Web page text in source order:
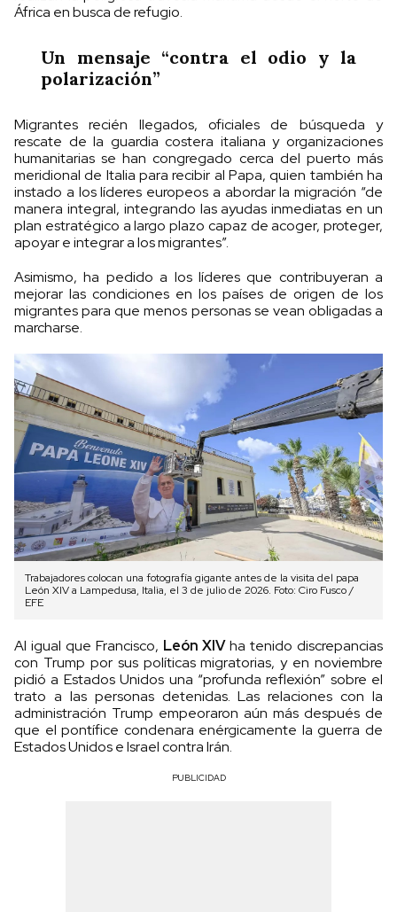
África en busca de refugio.
Un mensaje “contra el odio y la
polarización”
Migrantes recién llegados, oficiales de búsqueda y
rescate de la guardia costera italiana y organizaciones
humanitarias se han congregado cerca del puerto más
meridional de Italia para recibir al Papa, quien también ha
instado a los líderes europeos a abordar la migración “de
manera integral, integrando las ayudas inmediatas en un
plan estratégico a largo plazo capaz de acoger, proteger,
apoyar e integrar a los migrantes”.
Asimismo, ha pedido a los líderes que contribuyeran a
mejorar las condiciones en los países de origen de los
migrantes para que menos personas se vean obligadas a
marcharse.
Trabajadores colocan una fotografía gigante antes de la visita del papa
León XIV a Lampedusa, Italia, el 3 de julio de 2026. Foto: Ciro Fusco /
EFE
Al igual que Francisco, León XIVha tenido discrepancias
con Trump por sus políticas migratorias, y en noviembre
pidió a Estados Unidos una “profunda reflexión” sobre el
trato a las personas detenidas. Las relaciones con la
administración Trump empeoraron aún más después de
que el pontífice condenara enérgicamente la guerra de
Estados Unidos e Israel contra Irán.
PUBLICIDAD